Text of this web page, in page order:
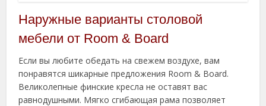
Наружные варианты столовой
мебели от Room & Board
Если вы любите обедать на свежем воздухе, вам
понравятся шикарные предложения Room & Board.
Великолепные финские кресла не оставят вас
равнодушными. Мягко сгибающая рама позволяет